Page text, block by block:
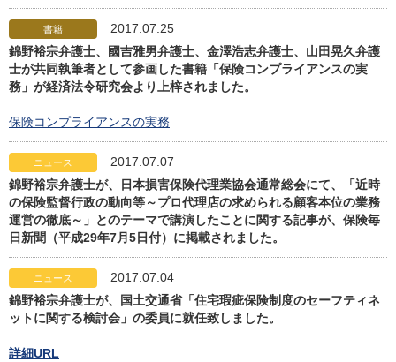
書籍
2017.07.25
錦野裕宗弁護士、國吉雅男弁護士、金澤浩志弁護士、山田晃久弁護
士が共同執筆者として参画した書籍「保険コンプライアンスの実
務」が経済法令研究会より上梓されました。
保険コンプライアンスの実務
ニュース
2017.07.07
錦野裕宗弁護士が、日本損害保険代理業協会通常総会にて、「近時
の保険監督行政の動向等～プロ代理店の求められる顧客本位の業務
運営の徹底～」とのテーマで講演したことに関する記事が、保険毎
日新聞（平成29年7月5日付）に掲載されました。
ニュース
2017.07.04
錦野裕宗弁護士が、国土交通省「住宅瑕疵保険制度のセーフティネ
ットに関する検討会」の委員に就任致しました。
詳細URL